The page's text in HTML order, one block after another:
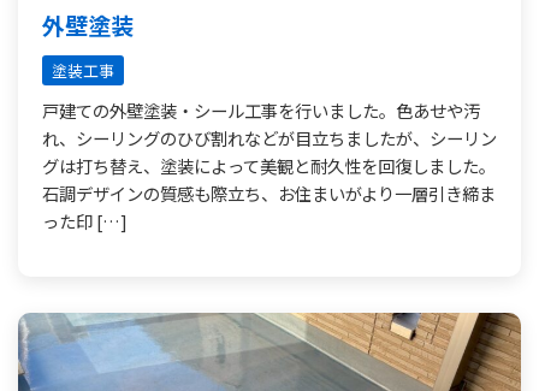
外壁塗装
塗装工事
戸建ての外壁塗装・シール工事を行いました。色あせや汚
れ、シーリングのひび割れなどが目立ちましたが、シーリン
グは打ち替え、塗装によって美観と耐久性を回復しました。
石調デザインの質感も際立ち、お住まいがより一層引き締ま
った印 […]